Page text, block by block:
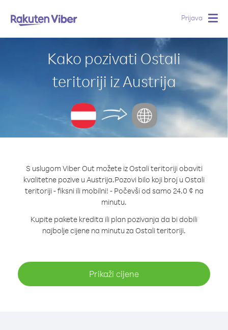
Prijava
Kako pozivati Ostali
teritoriji iz Austrija
S uslugom Viber Out možete iz Ostali teritoriji obaviti
kvalitetne pozive u Austrija.Pozovi bilo koji broj u Ostali
teritoriji - fiksni ili mobilni! - Počevši od samo 24.0 ¢ na
minutu.
Kupite pakete kredita ili plan pozivanja da bi dobili
najbolje cijene na minutu za Ostali teritoriji.
Prikaži cijene